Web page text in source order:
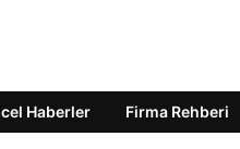
Haberler Firma Rehberi